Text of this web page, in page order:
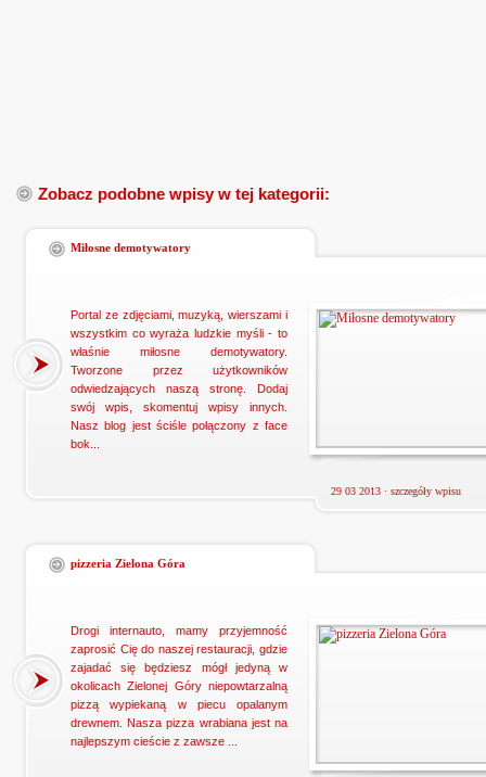
Zobacz podobne wpisy w tej kategorii:
Miłosne demotywatory
Portal ze zdjęciami, muzyką, wierszami i
wszystkim co wyraża ludzkie myśli - to
właśnie miłosne demotywatory.
Tworzone przez użytkowników
odwiedzających naszą stronę. Dodaj
swój wpis, skomentuj wpisy innych.
Nasz blog jest ściśle połączony z face
bok...
29 03 2013 · szczegóły wpisu
pizzeria Zielona Góra
Drogi internauto, mamy przyjemność
zaprosić Cię do naszej restauracji, gdzie
zajadać się będziesz mógł jedyną w
okolicach Zielonej Góry niepowtarzalną
pizzą wypiekaną w piecu opalanym
drewnem. Nasza pizza wrabiana jest na
najlepszym cieście z zawsze ...